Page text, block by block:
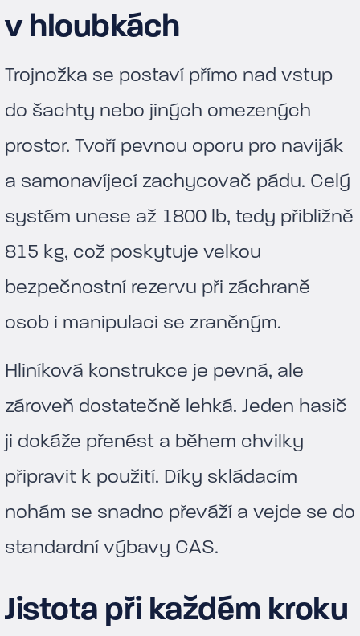
v hloubkách
Trojnožka se postaví přímo nad vstup
do šachty nebo jiných omezených
prostor. Tvoří pevnou oporu pro naviják
a samonavíjecí zachycovač pádu. Celý
systém unese až 1800 lb, tedy přibližně
815 kg, což poskytuje velkou
bezpečnostní rezervu při záchraně
osob i manipulaci se zraněným.
Hliníková konstrukce je pevná, ale
zároveň dostatečně lehká. Jeden hasič
ji dokáže přenést a během chvilky
připravit k použití. Díky skládacím
nohám se snadno převáží a vejde se do
standardní výbavy CAS.
Jistota při každém kroku